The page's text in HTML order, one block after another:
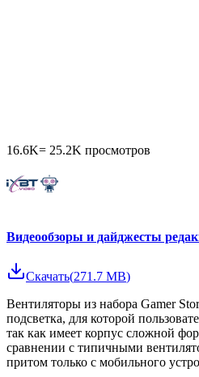
16.6K= 25.2K просмотров
Видеообзоры и дайджесты
Скачать(271.7 MB)
Вентиляторы из набора Gamer
подсветка, для которой
так как имеет корпус сложной
сравнении с типичными
притом только с мобильного